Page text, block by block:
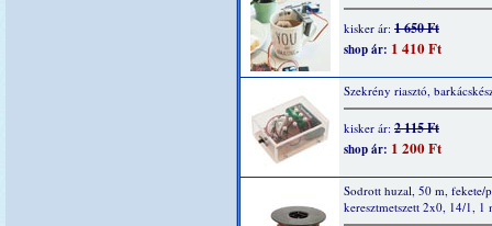
kisker ár: 1 650 Ft
shop ár: 1 410 Ft
Szekrény riasztó,
kisker ár: 2 115 Ft
shop ár: 1 200 Ft
Sodrott huzal, 50 m, fekete/
keresztmetszett 2x0, 14/1, 1